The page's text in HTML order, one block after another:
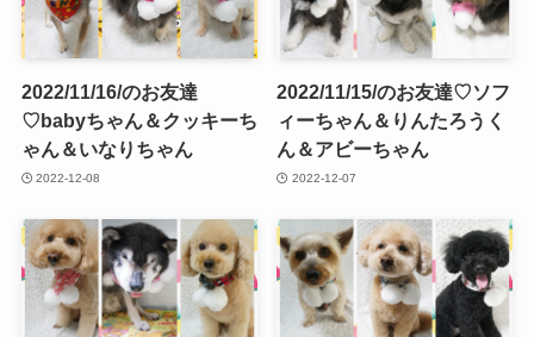
2022/11/16/のお友達
♡babyちゃん＆クッキーち
ゃん＆いなりちゃん
2022-12-08
2022/11/15/のお友達♡ソフ
ィーちゃん＆りんたろうく
ん＆アビーちゃん
2022-12-07